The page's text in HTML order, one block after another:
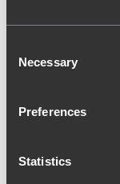
Selection
Necessary
Preferences
Statistics